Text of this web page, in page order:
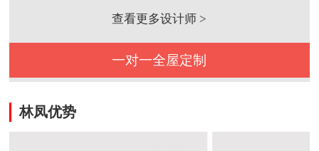
查看更多设计师 >
一对一全屋定制
林凤优势